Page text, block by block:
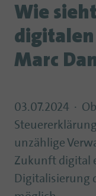
Wie
Marc
03.07.2024
unzählige
Zukunft digital
Digitalisierung